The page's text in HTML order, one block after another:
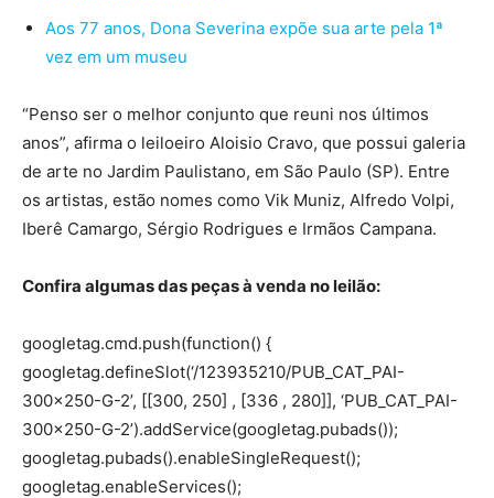
Aos 77 anos, Dona Severina expõe sua arte pela 1ª
vez em um museu
“Penso ser o melhor conjunto que reuni nos últimos
anos”, afirma o leiloeiro Aloisio Cravo, que possui galeria
de arte no Jardim Paulistano, em São Paulo (SP). Entre
os artistas, estão nomes como Vik Muniz, Alfredo Volpi,
Iberê Camargo, Sérgio Rodrigues e Irmãos Campana.
Confira algumas das peças à venda no leilão:
googletag.cmd.push(function() {
googletag.defineSlot(‘/123935210/PUB_CAT_PAI-
300×250-G-2’, [[300, 250] , [336 , 280]], ‘PUB_CAT_PAI-
300×250-G-2’).addService(googletag.pubads());
googletag.pubads().enableSingleRequest();
googletag.enableServices();